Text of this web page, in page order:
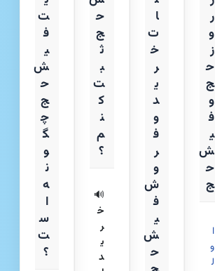
ر
و
ز
ح
ج
و
ف
ی
ش
ح
ج
ا
و
ل
ا
ت
خ
ر
ی
د
و
ف
ر
و
ش
ف
ی
ش
ح
ح
ج
ث
ب
ت
ک
ن
م
؟
🔊
خ
ر
ی
د
ت
ف
ی
ش‌
ح
ج
چ
گ
و
ن
ه
ا
س
ت
؟